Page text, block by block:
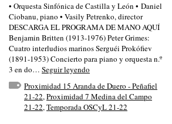
• Orquesta Sinfónica de Castilla y León • Daniel
Ciobanu, piano • Vasily Petrenko, director
DESCARGA EL PROGRAMA DE MANO AQUÍ
Benjamin Britten (1913-1976) Peter Grimes:
Cuatro interludios marinos Serguéi Prokófiev
(1891-1953) Concierto para piano y orquesta n.º
3 en do… Seguir leyendo
Proximidad 15 Aranda de Duero - Peñafiel
21-22,Proximidad 7 Medina del Campo
21-22,Temporada OSCyL 21-22